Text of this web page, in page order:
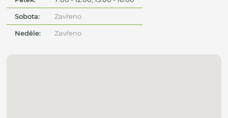
Sobota: Zavřeno
Neděle: Zavřeno